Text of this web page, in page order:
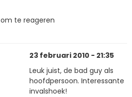
om te reageren
23 februari 2010 - 21:35
Leuk juist, de bad guy als
hoofdpersoon. Interessante
invalshoek!